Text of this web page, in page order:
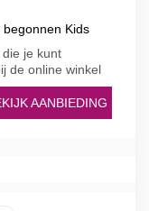
Kids
je kunt
de online winkel
AANBIEDING